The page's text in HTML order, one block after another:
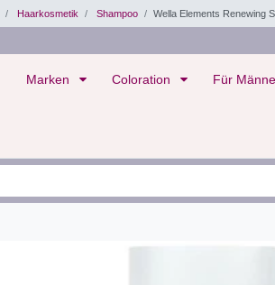
Haarkosmetik Shampoo Wella Elements Renewing
Marken Coloration Für